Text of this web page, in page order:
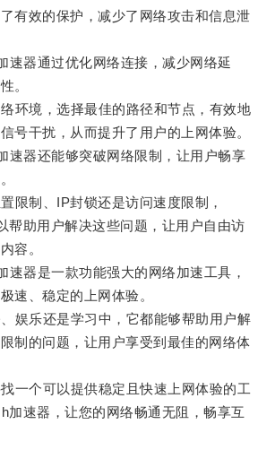
有效的保护，减少了网络攻击和信息泄
器通过优化网络连接，减少网络延
。
境，选择最佳的路径和节点，有效地
号干扰，从而提升了用户的上网体验。
器还能够突破网络限制，让用户畅享
制、IP封锁还是访问速度限制，
帮助用户解决这些问题，让用户自由访
容。
器是一款功能强大的网络加速工具，
速、稳定的上网体验。
乐还是学习中，它都能够帮助用户解
制的问题，让用户享受到最佳的网络体
个可以提供稳定且快速上网体验的工
加速器，让您的网络畅通无阻，畅享互